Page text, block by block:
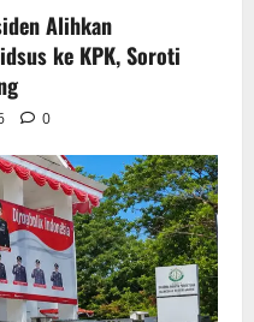
Alihkan
ke KPK, Soroti
0